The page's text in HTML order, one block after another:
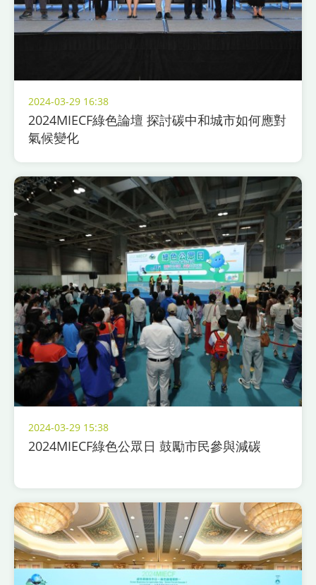
2024-03-29 16:38
2024MIECF綠色論壇 探討碳中和城市如何應對
氣候變化
2024-03-29 15:38
2024MIECF綠色公眾日 鼓勵市民參與減碳